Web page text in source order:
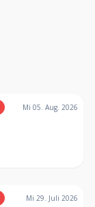
Mi 05. Aug. 2026
Mi 29. Juli 2026